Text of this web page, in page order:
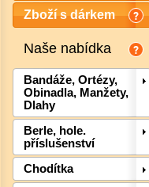
Zboží s dárkem
Naše nabídka
Bandáže, Ortézy,
Obinadla, Manžety,
Dlahy
Berle, hole.
příslušenství
Chodítka